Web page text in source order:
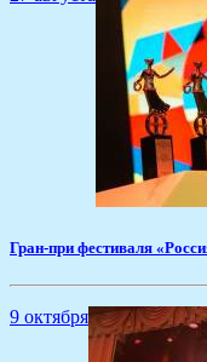
Гран-при фестиваля
9 октября